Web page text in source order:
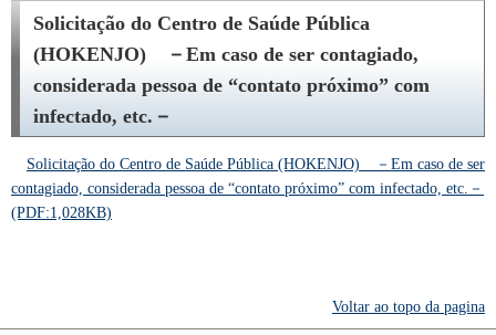
Solicitação do Centro de Saúde Pública
(HOKENJO) －Em caso de ser contagiado,
considerada pessoa de “contato próximo” com
infectado, etc.－
Solicitação do Centro de Saúde Pública (HOKENJO) －Em caso de ser
contagiado, considerada pessoa de “contato próximo” com infectado, etc.－
(PDF:1,028KB)
Voltar ao topo da pagina